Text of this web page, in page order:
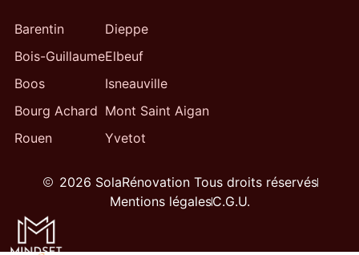
Barentin
Bois-Guillaume
Boos
Bourg Achard
Rouen
Dieppe
Elbeuf
Isneauville
Mont Saint Aigan
Yvetot
2026 SolaRénovation Tous droits réservés
Mentions légalesC.G.U.